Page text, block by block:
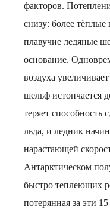
факторов.
снизу: более
плавучие ледяные
основание.
воздуха
шельф истончается
теряет способность
льда, и ледник
нарастающей
Антарктическом
быстро теплеющих
потерянная за эти